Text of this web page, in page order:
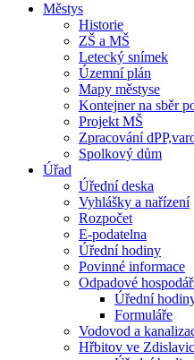
Městys
Historie
ZŠ a MŠ
Letecký snímek
Územní plán
Mapy městyse
Kontejner na sběr
Projekt MŠ
Zpracování
Spolkový dům
Úřad
Úřední deska
Vyhlášky a nařízení
Rozpočet
E-podatelna
Úřední hodiny
Povinné informace
Odpadové
Úřední
Formuláře
Vodovod a
Hřbitov ve